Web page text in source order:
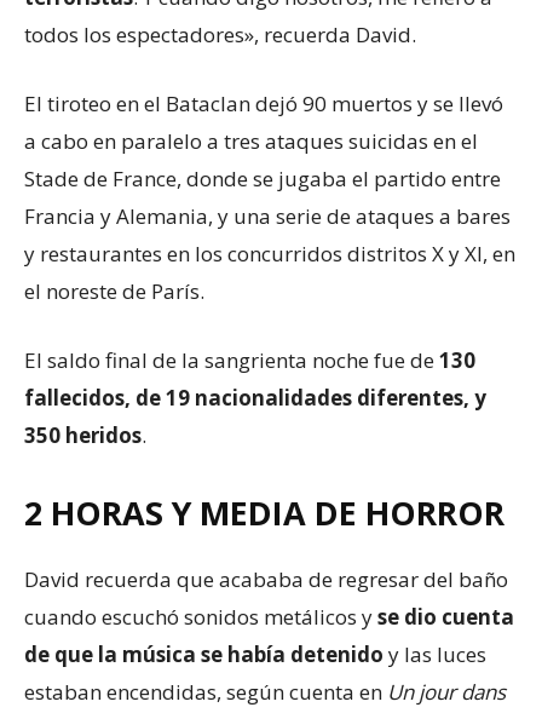
todos los espectadores», recuerda David.
El tiroteo en el Bataclan dejó 90 muertos y se llevó
a cabo en paralelo a tres ataques suicidas en el
Stade de France, donde se jugaba el partido entre
Francia y Alemania, y una serie de ataques a bares
y restaurantes en los concurridos distritos X y XI, en
el noreste de París.
El saldo final de la sangrienta noche fue de130
fallecidos, de 19 nacionalidades diferentes, y
350 heridos.
2 HORAS Y MEDIA DE HORROR
David recuerda que acababa de regresar del baño
cuando escuchó sonidos metálicos yse dio cuenta
de que la música se había detenido y las luces
estaban encendidas, según cuenta en Un jour dans